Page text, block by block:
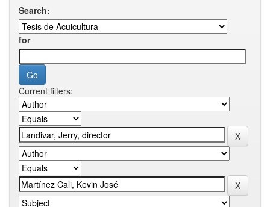
Search:
for
Current filters: